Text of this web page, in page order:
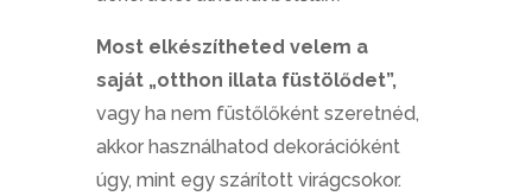
Most elkészítheted velem a
saját „otthon illata füstölődet”,
vagy ha nem füstőlőként szeretnéd,
akkor használhatod dekorációként
úgy, mint egy szárított virágcsokor.